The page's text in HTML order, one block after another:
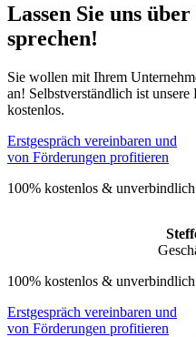
Lassen Sie uns
sprechen!
Sie wollen mit Ihrem
an! Selbstverständlich ist
kostenlos.
Erstgespräch vereinbaren und
von Förderungen profitieren
100% kostenlos & unverbindlich
100% kostenlos & unverbindlich
Erstgespräch vereinbaren und
von Förderungen profitieren